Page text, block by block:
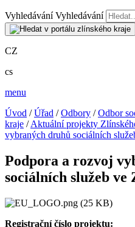
Vyhledávání Vyhledávání
CZ
cs
menu
Úvod /Úřad /Odbory /Odbor
kraje /Aktuální projekty
vybraných druhů sociálních
Podpora a rozvoj
sociálních služeb
Registrační číslo projektu: